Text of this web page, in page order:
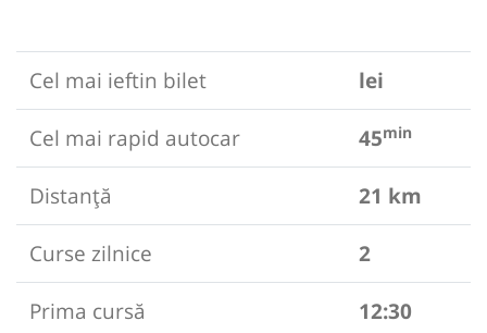
Cel mai ieftin bilet
lei
Cel mai rapid autocar
45min
Distanță
21 km
Curse zilnice
2
Prima cursă
12:30